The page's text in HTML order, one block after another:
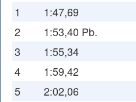
1 1:47,69
2 1:53,40 Pb.
3 1:55,34
4 1:59,42
5 2:02,06